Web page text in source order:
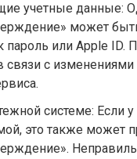
учетные данные:
может
пароль или Apple
с
системе: Если
это также может